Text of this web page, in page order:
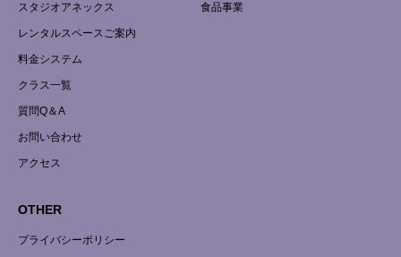
スタジオアネックス
レンタルスペースご案内
料金システム
クラス一覧
質問Q＆A
お問い合わせ
アクセス
食品事業
OTHER
プライバシーポリシー